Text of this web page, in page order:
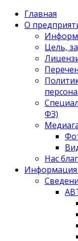
Главная
О
Цель,
ФЗ)
Нас
Информация